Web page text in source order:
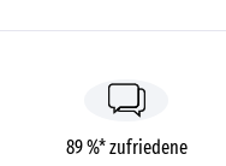
89 %* zufriedene